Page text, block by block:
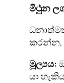
මිථුන
කරන්න,
මූල්‍යය:
යා